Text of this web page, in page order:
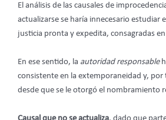
El análisis de las causales de
actualizarse se haría innecesario
justicia pronta y expedita, consagradas
En ese sentido, la autoridad responsable
consistente en la extemporaneidad y,
desde que se le otorgó el nombramiento